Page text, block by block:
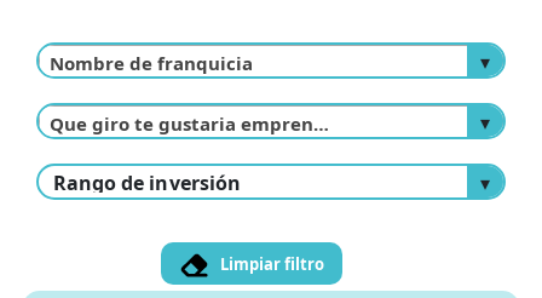
Nombre de franquicia
Que giro te gustaria emprender
Limpiar filtro